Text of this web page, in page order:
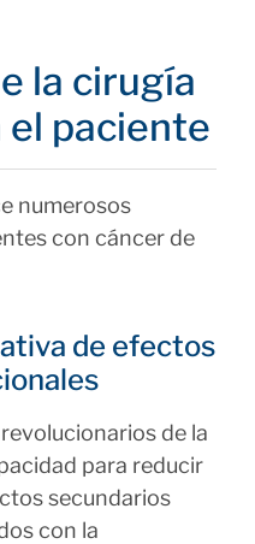
la cirugía
paciente
numerosos
con cáncer de
de efectos
de la
para reducir
secundarios
con la